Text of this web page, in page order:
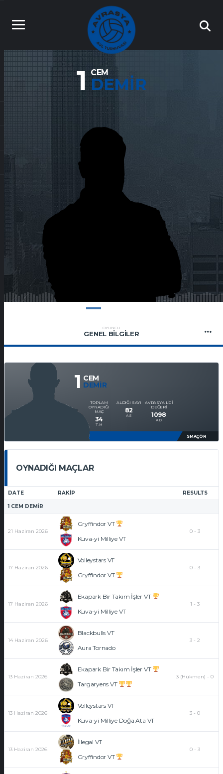
1 CEM
DEMIR
OYUNCU
GENEL BILGILER
1 CEM
DEMIR
TOPLAM
OYNADIĞI
MAÇ
34
T.M
ALDIĞI SAYI
82
A.S
AVRASYA LIGI
DEĞERI
1098
A.D
SMAÇÖR
OYNADIĞI MAÇLAR
DATE RAKIP RESULTS
1CEM DEMIR
21 Haziran 2026
Gryffindor VT
Kuva-yi Milliye VT
0 - 3
17 Haziran 2026
Volleystars VT
Gryffindor VT
0 - 3
17 Haziran 2026
Ekapark Bir Takım İşler VT
Kuva-yi Milliye VT
1 - 3
14 Haziran 2026
Blackbulls VT
Aura Tornado
3 - 2
13 Haziran 2026
Ekapark Bir Takım İşler VT
Targaryens VT
3 (Hükmen) - 0
13 Haziran 2026
Volleystars VT
Kuva-yi Milliye Doğa Ata VT
3 - 0
13 Haziran 2026
İllegal VT
Gryffindor VT
0 - 3